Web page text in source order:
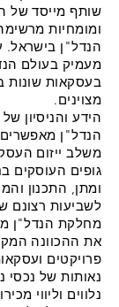
שותף מייסד של
ומומחיות
הנדל"ן בישראל.
מעמיק בעולם
בעסקאות שונות
מצוינים.
הידע והניסיון
הנדל"ן מאפשרים
משלב ייזום
גופים העוסקים
ומתן, התכנון
לשביעות רצונם
מחלקת הנדל"ן
את ההכוונה
פרויקטים
נאותות של נכסי
נלווים וליווי